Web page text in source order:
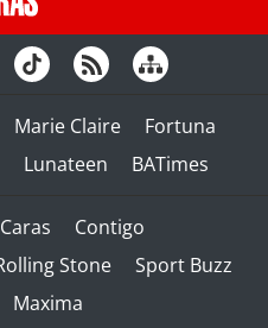
Marie Claire
Fortuna
Lunateen BATimes
Caras
Contigo
Stone
Sport Buzz
Maxima